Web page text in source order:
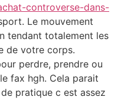
controverse-dans-
Le mouvement
tendant totalement les
de votre corps.
perdre, prendre ou
fax hgh. Cela parait
pratique c est assez